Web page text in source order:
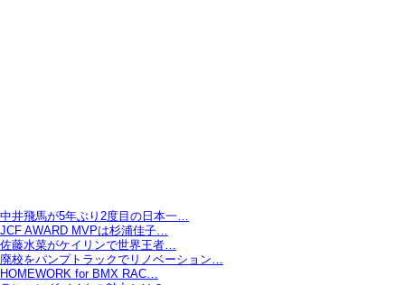
中井飛馬が5年ぶり2度目の日本一…
JCF AWARD MVPは杉浦佳子…
佐藤水菜がケイリンで世界王者…
廃校をパンプトラックでリノベーション…
HOMEWORK for BMX RAC…